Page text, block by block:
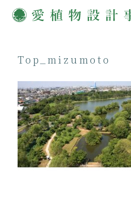
Top_mizumoto